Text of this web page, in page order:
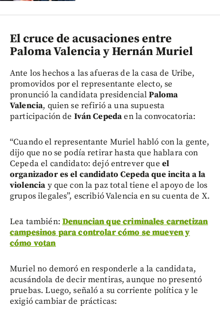
El cruce de acusaciones entre
Paloma Valencia y Hernán Muriel
Ante los hechos a las afueras de la casa de Uribe,
promovidos por el representante electo, se
pronunció la candidata presidencialPaloma
Valencia, quien se refirió a una supuesta
participación de Iván Cepedaen la convocatoria:
“Cuando el representante Muriel habló con la gente,
dijo que no se podía retirar hasta que hablara con
Cepeda el candidato: dejó entrever que el
organizador es el candidato Cepeda que incita a la
violencia y que con la paz total tiene el apoyo de los
grupos ilegales”, escribió Valencia en su cuenta de X.
Lea también: Denuncian que criminales carnetizan
campesinos para controlar cómo se mueven y
cómo votan
Muriel no demoró en responderle a la candidata,
acusándola de decir mentiras, aunque no presentó
pruebas. Luego, señaló a su corriente política y le
exigió cambiar de prácticas: